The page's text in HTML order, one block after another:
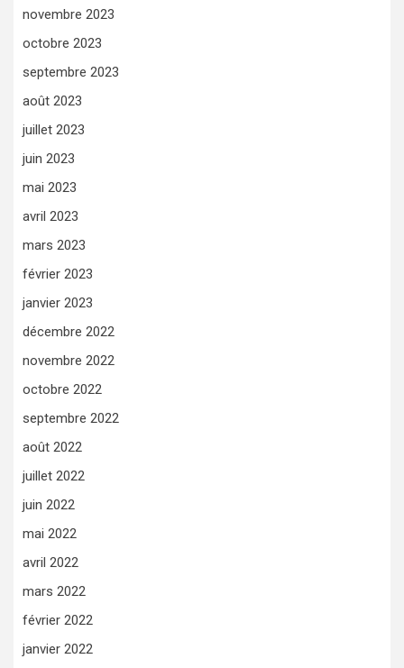
novembre 2023
octobre 2023
septembre 2023
août 2023
juillet 2023
juin 2023
mai 2023
avril 2023
mars 2023
février 2023
janvier 2023
décembre 2022
novembre 2022
octobre 2022
septembre 2022
août 2022
juillet 2022
juin 2022
mai 2022
avril 2022
mars 2022
février 2022
janvier 2022